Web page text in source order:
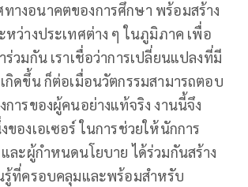
างอนาคตของการศึกษา พร้อมสร้าง
หว่างประเทศต่าง ๆ ในภูมิภาค เพื่อ
วมกัน เราเชื่อว่าการเปลี่ยนแปลงที่มี
กิดขึ้น ก็ต่อเมื่อนวัตกรรมสามารถตอบ
การของผู้คนอย่างแท้จริง งานนี้จึง
ของเอเซอร์ ในการช่วยให้นักการ
ละผู้กำหนดนโยบาย ได้ร่วมกันสร้าง
รู้ที่ครอบคลุมและพร้อมสำหรับ